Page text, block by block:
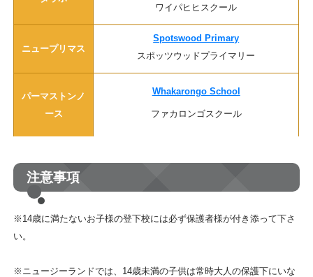
ワイパヒヒスクール
ニュープリマス
Spotswood Primary
スポッツウッドプライマリー
パーマストンノ
ース
Whakarongo School
ファカロンゴスクール
注意事項
※14歳に満たないお子様の登下校には必ず保護者様が付き添って下さ
い。
※ニュージーランドでは、14歳未満の子供は常時大人の保護下にいな